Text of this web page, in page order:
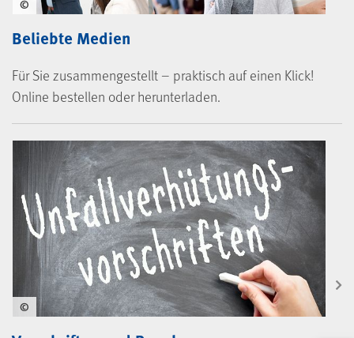
Beliebte Medien
Für Sie zusammengestellt – praktisch auf einen Klick!
Online bestellen oder herunterladen.
©
©